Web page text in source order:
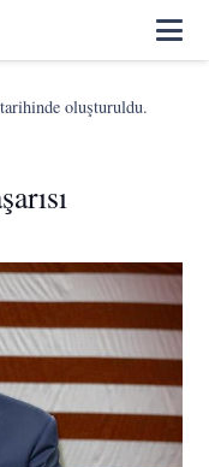
oluşturuldu.